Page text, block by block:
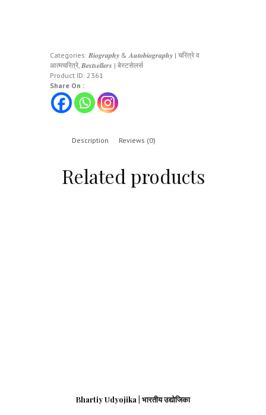
Categories: 𝑩𝒊𝒐𝒈𝒓𝒂𝒑𝒉𝒚 & 𝑨𝒖𝒕𝒐𝒃𝒊𝒐𝒈𝒓𝒂𝒑𝒉𝒚 | चरित्रे व
आत्मचरित्रे, 𝑩𝒆𝒔𝒕𝒔𝒆𝒍𝒍𝒆𝒓𝒔 | बेस्टसेलर्स
Product ID: 2361
Share On :
Description Reviews (0)
Related products
Bhartiy Udyojika | भारतीय उद्योजिका